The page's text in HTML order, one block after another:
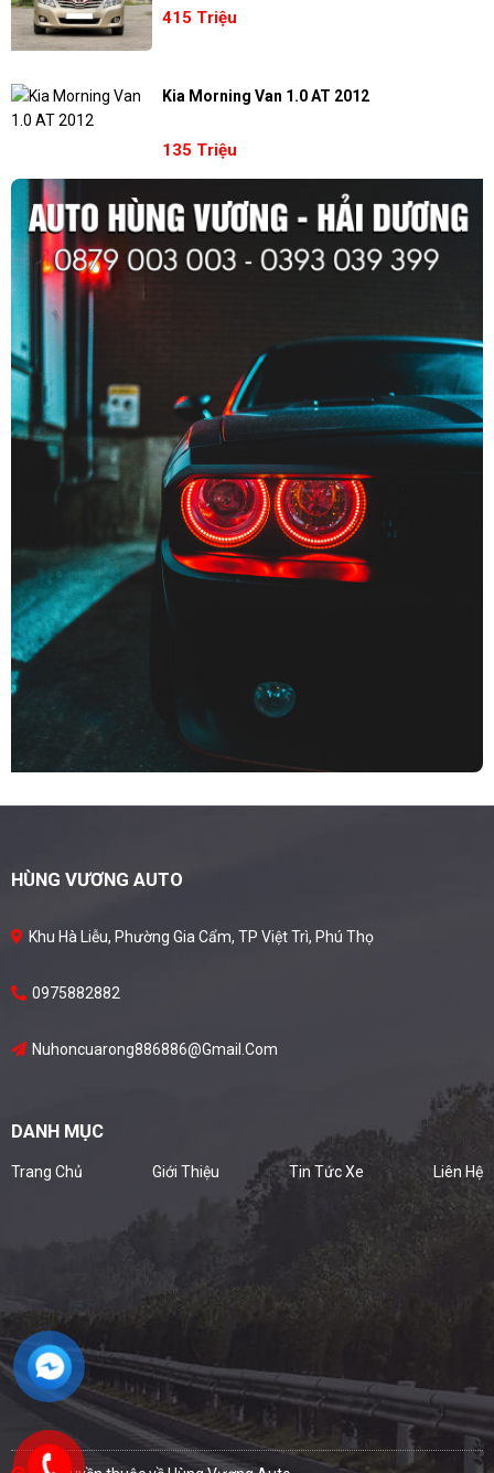
415 Triệu
Kia Morning Van 1.0 AT 2012
135 Triệu
HÙNG VƯƠNG AUTO
Khu Hà Liễu, Phường Gia Cẩm, TP Việt Trì, Phú Thọ
0975882882
Nuhoncuarong886886@gmail.com
DANH MỤC
Trang Chủ Giới Thiệu Tin Tức Xe Liên Hệ